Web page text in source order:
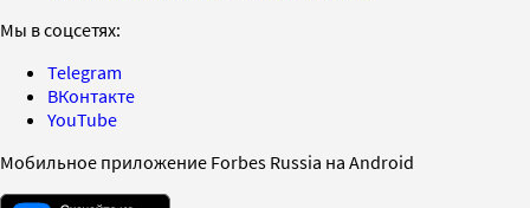
Мы в соцсетях:
Telegram
ВКонтакте
YouTube
Мобильное приложение Forbes Russia на Android